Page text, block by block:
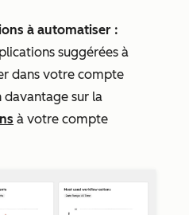
à automatiser :
suggérées à
dans votre compte
davantage sur la
à votre compte